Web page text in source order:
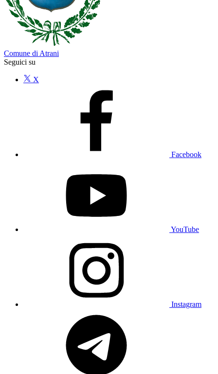
Comune di Atrani
Seguici su
X
Facebook
YouTube
Instagram